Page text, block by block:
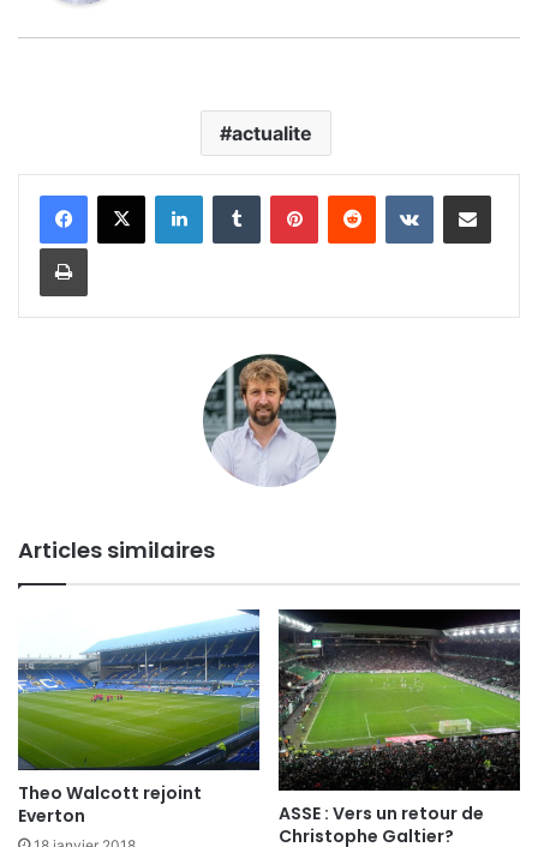
actualite
LinkedinTumblr PinterestReddit VKontaktePartager par email
Imprimer
Articles similaires
Theo Walcott rejoint
Everton
ASSE : Vers un retour de
Christophe Galtier?